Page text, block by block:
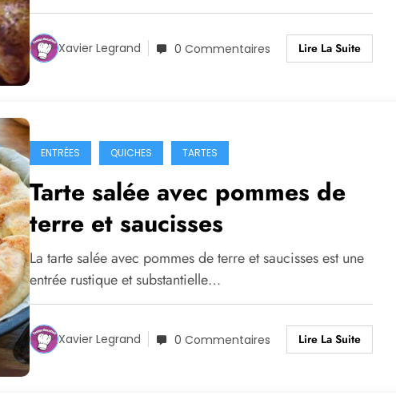
Xavier Legrand 0 Commentaires Lire La Suite
ENTRÉES QUICHES TARTES
Tarte salée avec pommes de
terre et saucisses
La tarte salée avec pommes de terre et saucisses est une
entrée rustique et substantielle…
Xavier Legrand 0 Commentaires Lire La Suite